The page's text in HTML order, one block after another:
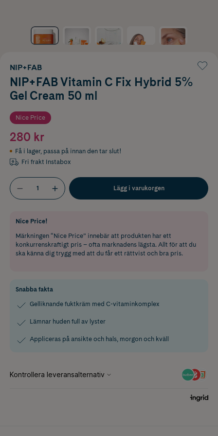
NIP+FAB
NIP+FAB Vitamin C Fix Hybrid 5%
Gel Cream 50 ml
Nice Price
280 kr
Få i lager, passa på innan den tar slut!
Fri frakt Instabox
Lägg i varukorgen
Nice Price!
Märkningen “Nice Price” innebär att produkten har ett
konkurrenskraftigt pris – ofta marknadens lägsta. Allt för att du
ska känna dig trygg med att du får ett rättvist och bra pris.
Snabba fakta
Gelliknande fuktkräm med C-vitaminkomplex
Lämnar huden full av lyster
Appliceras på ansikte och hals, morgon och kväll